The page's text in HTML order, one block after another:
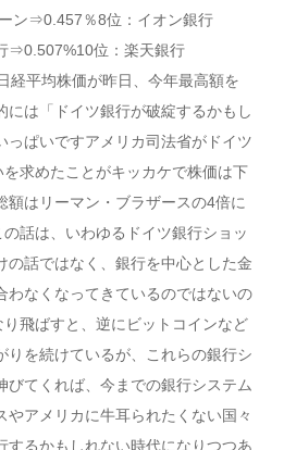
ン⇒0.457％8位：イオン銀行
⇒0.507%10位：楽天銀行
平均株価が昨日、今年最高額を
には「ドイツ銀行が破綻するかもし
っぱいですアメリカ司法省がドイツ
求めたことがキッカケで株価は下
額はリーマン・ブラザースの4倍に
話は、いわゆるドイツ銀行ショッ
の話ではなく、銀行を中心とした金
わなくなってきているのではないの
飛ばすと、逆にビットコインなど
りを続けているが、これらの銀行シ
びてくれば、今までの銀行システム
やアメリカに牛耳られたくない国々
するかもしれない時代になりつつあ